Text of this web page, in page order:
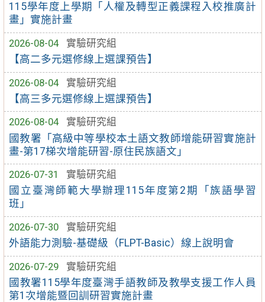
115學年度上學期「人權及轉型正義課程入校推廣計
畫」實施計畫
2026-08-04
實驗研究組
【高二多元選修線上選課預告】
2026-08-04
實驗研究組
【高三多元選修線上選課預告】
2026-08-04
實驗研究組
國教署「高級中等學校本土語文教師增能研習實施計
畫-第17梯次增能研習-原住民族語文」
2026-07-31
實驗研究組
國立臺灣師範大學辦理115年度第2期「族語學習
班」
2026-07-30
實驗研究組
外語能力測驗-基礎級（FLPT-Basic）線上說明會
2026-07-29
實驗研究組
國教署115學年度臺灣手語教師及教學支援工作人員
第1次增能暨回訓研習實施計畫